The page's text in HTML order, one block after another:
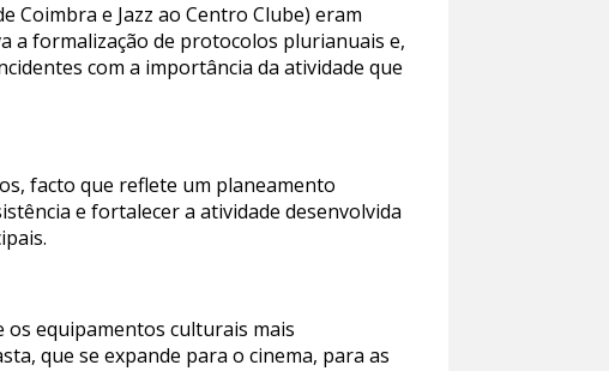
Coimbra e Jazz ao Centro Clube) eram
a formalização de protocolos plurianuais e,
com a importância da atividade que
facto que reflete um planeamento
e fortalecer a atividade desenvolvida
equipamentos culturais mais
que se expande para o cinema, para as